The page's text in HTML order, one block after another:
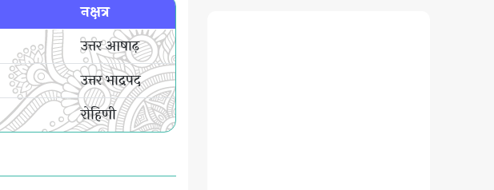
नक्षत्र
उत्तर आषाढ़
उत्तर भाद्रपद
रोहिणी